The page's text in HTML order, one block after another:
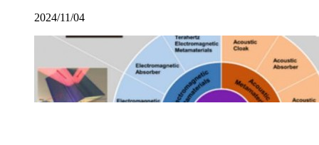
2024/11/04